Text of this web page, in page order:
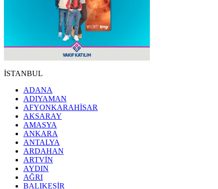
İSTANBUL
ADANA
ADIYAMAN
AFYONKARAHİSAR
AKSARAY
AMASYA
ANKARA
ANTALYA
ARDAHAN
ARTVİN
AYDIN
AĞRI
BALIKESİR